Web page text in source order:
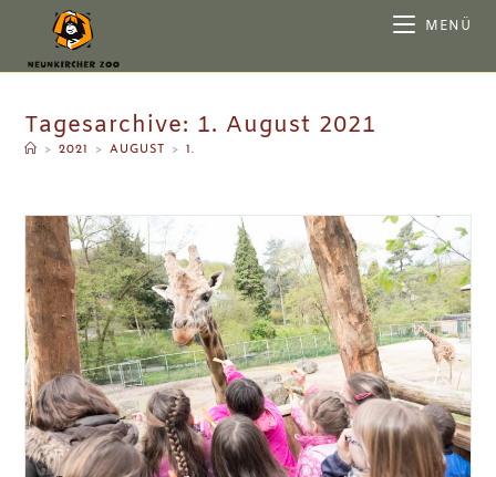
MENÜ
Tagesarchive: 1. August 2021
> 2021 > AUGUST > 1.